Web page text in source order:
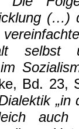
(…)
Bd. 23,
„in